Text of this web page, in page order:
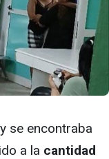
se encontraba
a la cantidad